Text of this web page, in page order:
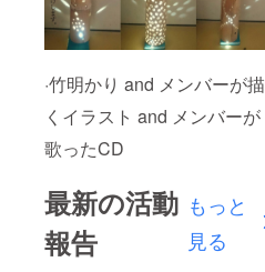
·竹明かり and メンバーが描
くイラスト and メンバーが
歌ったCD
最新の活動
報告
もっと
見る